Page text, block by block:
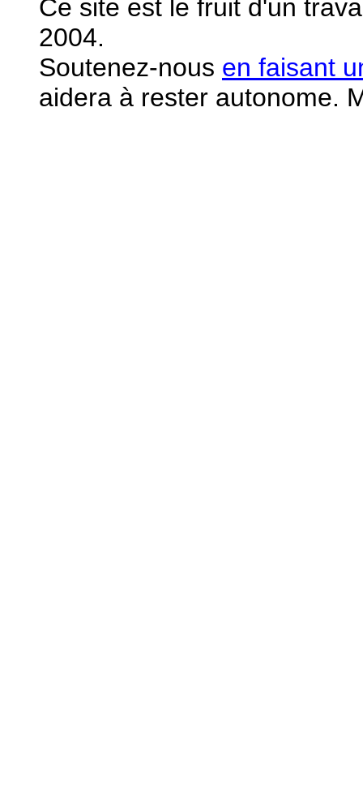
Ce site est le fruit d'un
2004.
Soutenez-nous en faisant
aidera à rester autonome.